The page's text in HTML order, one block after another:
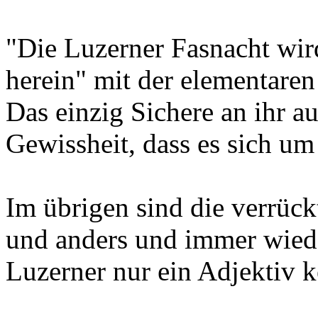
"Die Luzerner Fasnacht
herein" mit der
Das einzig Sichere an ihr
Gewissheit, dass es sich
Im übrigen sind die
und anders und immer
Luzerner nur ein Adjektiv